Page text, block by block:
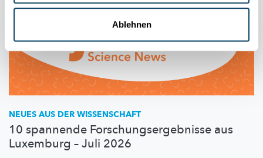
Ablehnen
NEUES AUS DER WISSENSCHAFT
10 spannende Forschungsergebnisse aus
Luxemburg – Juli 2026